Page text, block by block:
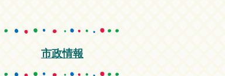
市政情報